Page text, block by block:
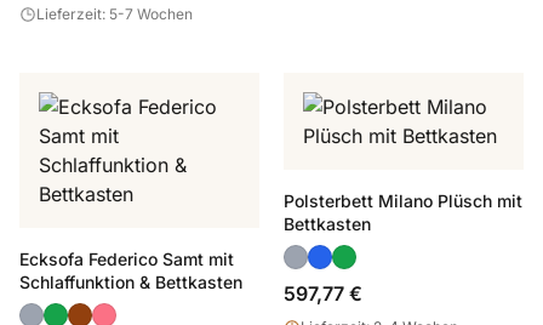
Lieferzeit: 5-7 Wochen
Ecksofa Federico Samt mit
Schlaffunktion & Bettkasten
Polsterbett Milano Plüsch mit
Bettkasten
597,77 €